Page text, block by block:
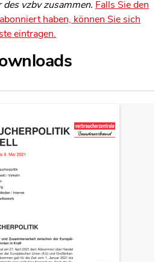
vzbv zusammen. Falls Sie den
haben, können Sie sich
eintragen.